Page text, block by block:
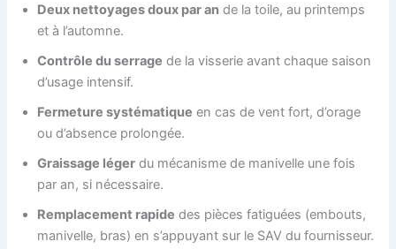
Deux nettoyages doux par an de la toile, au printemps
et à l’automne.
Contrôle du serrage de la visserie avant chaque saison
d’usage intensif.
Fermeture systématique en cas de vent fort, d’orage
ou d’absence prolongée.
Graissage léger du mécanisme de manivelle une fois
par an, si nécessaire.
Remplacement rapide des pièces fatiguées (embouts,
manivelle, bras) en s’appuyant sur le SAV du fournisseur.